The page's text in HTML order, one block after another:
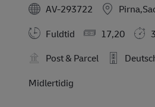
AV-293722
Fuldtid
17,20
Post & Parcel
Midlertidig